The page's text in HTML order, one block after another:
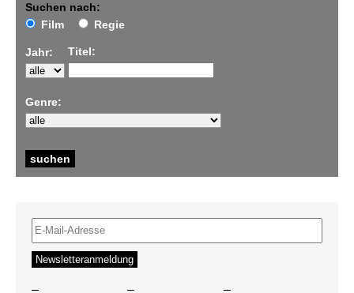
Suchen nach:
Film
Regie
Jahr: Titel:
Genre:
– – –